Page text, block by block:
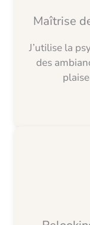
Maîtrise
J’utilise la
des